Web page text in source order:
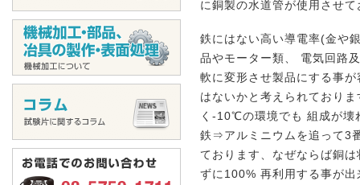
に銅製の水道管が使用させ
鉄にはない高い導電率(金や
品やモーター類、 電気回路
軟に変形させ製品にする事
はないかと考えられており
く-10℃の環境でも 組成が壊
鉄⇒アルミニウムを追って3
ております、なぜならば銅
ずに100% 再利用する事が